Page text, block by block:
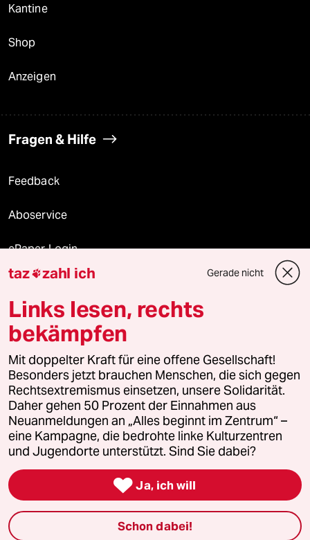
Kantine
Shop
Anzeigen
Fragen & Hilfe
Feedback
Aboservice
ePaper Login
Downloads für Abonnierende
© 2026 taz Verlags und Vertriebs GmbH
Alle Rechte vorbehalten. Bei rechtlichen Fragen oder für Genehmigungen
wenden Sie sich bitte an
lizenzen@taz.de
Feedback Redaktionsstatut Kommune-Richtlinien
Leitlinie Informant Datenschutz Impressum AGB
Seitenwende Einwilligungen widerrufen (Ads)
taz zahl ich Gerade nicht
Links lesen, rechts
bekämpfen
Mit doppelter Kraft für eine offene Gesellschaft!
Besonders jetzt brauchen Menschen, die sich gegen
Rechtsextremismus einsetzen, unsere Solidarität.
Daher gehen 50 Prozent der Einnahmen aus
Neuanmeldungen an „Alles beginnt im Zentrum“ –
eine Kampagne, die bedrohte linke Kulturzentren
und Jugendorte unterstützt. Sind Sie dabei?
 Ja, ich will
Schon dabei!